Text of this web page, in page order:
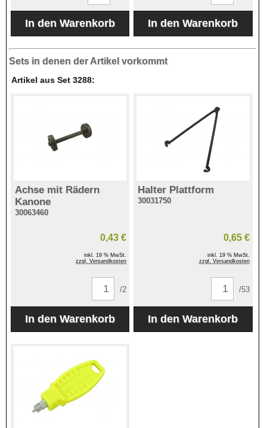
Sets in denen der Artikel vorkommt
Artikel aus Set 3288:
Achse mit Rädern
Kanone
30063460
0,43 €
inkl. 19 % MwSt.
zzgl. Versandkosten
/2
Halter Plattform
30031750
0,65 €
inkl. 19 % MwSt.
zzgl. Versandkosten
/53